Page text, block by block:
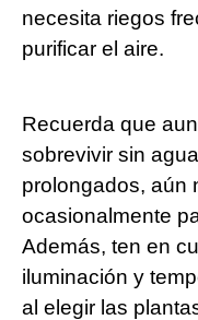
necesita riegos
purificar el aire.
Recuerda que
sobrevivir sin
prolongados, aún
ocasionalmente
Además, ten en
iluminación y
al elegir las